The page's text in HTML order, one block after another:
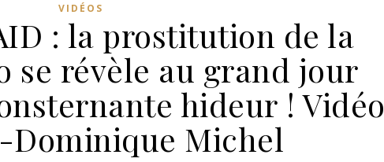
VIDÉOS
: la prostitution de la
se révèle au grand jour
hideur ! Vidéo
Dominique Michel